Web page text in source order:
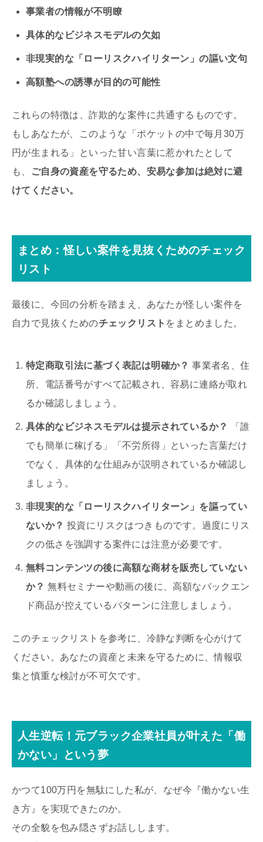
事業者の情報が不明瞭
具体的なビジネスモデルの欠如
非現実的な「ローリスクハイリターン」の謳い文句
高額塾への誘導が目的の可能性
これらの特徴は、詐欺的な案件に共通するものです。
もしあなたが、このような「ポケットの中で毎月30万
円が生まれる」といった甘い言葉に惹かれたとして
も、
ご自身の資産を守るため、安易な参加は絶対に避
けてください。
まとめ：怪しい案件を見抜くためのチェック
リスト
最後に、今回の分析を踏まえ、あなたが怪しい案件を
自力で見抜くためのチェックリスト をまとめました。
特定商取引法に基づく表記は明確か？ 事業者名、住
所、電話番号がすべて記載され、容易に連絡が取れ
るか確認しましょう。
具体的なビジネスモデルは提示されているか？
「誰
でも簡単に稼げる」「不労所得」といった言葉だけ
でなく、具体的な仕組みが説明されているか確認し
ましょう。
非現実的な「ローリスクハイリターン」を謳ってい
ないか？ 投資にリスクはつきものです。過度にリス
クの低さを強調する案件には注意が必要です。
無料コンテンツの後に高額な商材を販売していない
か？ 無料セミナーや動画の後に、高額なバックエン
ド商品が控えているパターンに注意しましょう。
このチェックリストを参考に、冷静な判断を心がけて
ください。あなたの資産と未来を守るために、情報収
集と慎重な検討が不可欠です。
人生逆転！元ブラック企業社員が叶えた「働
かない」という夢
かつて100万円を無駄にした私が、なぜ今『働かない生
き方』を実現できたのか。
その全貌を包み隠さずお話しします。